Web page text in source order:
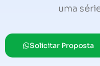
uma
Solicitar Proposta